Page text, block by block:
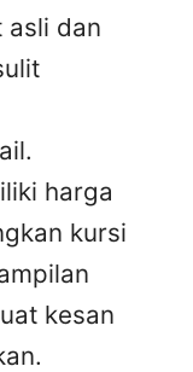
asli dan
harga
kursi
kesan